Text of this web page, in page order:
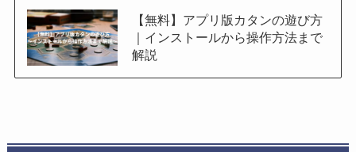
【無料】アプリ版カタンの遊び方
｜インストールから操作方法まで
解説